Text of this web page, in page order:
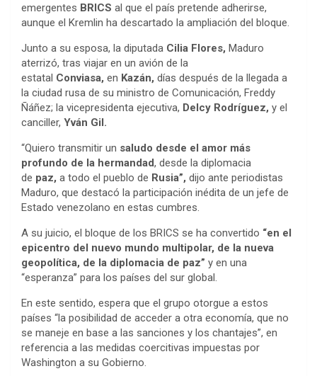
emergentes BRICS al que el país pretende adherirse,
aunque el Kremlin ha descartado la ampliación del bloque.
Junto a su esposa, la diputada Cilia Flores, Maduro
aterrizó, tras viajar en un avión de la
estatal Conviasa, en Kazán, días después de la llegada a
la ciudad rusa de su ministro de Comunicación, Freddy
Ñáñez; la vicepresidenta ejecutiva, Delcy Rodríguez, y el
canciller, Yván Gil.
“Quiero transmitir un saludo desde el amor más
profundo de la hermandad, desde la diplomacia
de paz, a todo el pueblo de Rusia”, dijo ante periodistas
Maduro, que destacó la participación inédita de un jefe de
Estado venezolano en estas cumbres.
A su juicio, el bloque de los BRICS se ha convertido “en el
epicentro del nuevo mundo multipolar, de la nueva
geopolítica, de la diplomacia de paz” y en una
“esperanza” para los países del sur global.
En este sentido, espera que el grupo otorgue a estos
países “la posibilidad de acceder a otra economía, que no
se maneje en base a las sanciones y los chantajes”, en
referencia a las medidas coercitivas impuestas por
Washington a su Gobierno.